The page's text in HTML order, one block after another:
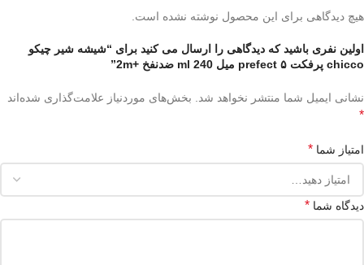
هیچ دیدگاهی برای این محصول نوشته نشده است.
اولین نفری باشید که دیدگاهی را ارسال می کنید برای “شیشه شیر چیکو
chicco پرفکت prefect ۵ میل ml 240 ضدنفخ +2m”
نشانی ایمیل شما منتشر نخواهد شد. بخش‌های موردنیاز علامت‌گذاری شده‌اند
*
امتیاز شما *
دیدگاه شما *